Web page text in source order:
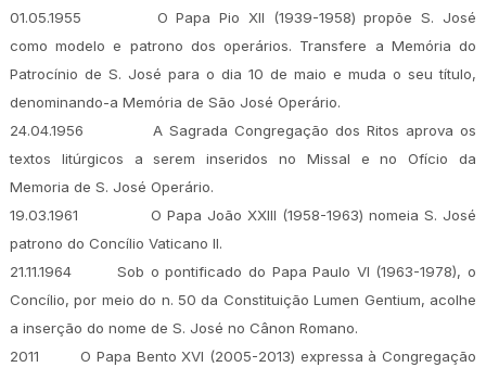
01.05.1955
O Papa Pio XII (1939-1958) propõe S. José
como modelo e patrono dos operários. Transfere a Memória do
Patrocínio de S. José para o dia 10 de maio e muda o seu título,
denominando-a Memória de São José Operário.
24.04.1956
A Sagrada Congregação dos Ritos aprova os
textos litúrgicos a serem inseridos no Missal e no Ofício da
Memoria de S. José Operário.
19.03.1961
O Papa João XXIII (1958-1963) nomeia S. José
patrono do Concílio Vaticano II.
21.11.1964
Sob o pontificado do Papa Paulo VI (1963-1978), o
Concílio, por meio do n. 50 da Constituição Lumen Gentium, acolhe
a inserção do nome de S. José no Cânon Romano.
2011
O Papa Bento XVI (2005-2013) expressa à Congregação